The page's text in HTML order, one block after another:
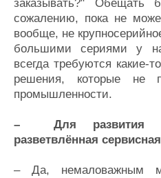
заказывать?"
сожалению, пока не
вообще, не
большими сериями у
всегда требуются какие-
решения, которые не
промышленности.
– Для развития
разветвлённая
– Да, немаловажным